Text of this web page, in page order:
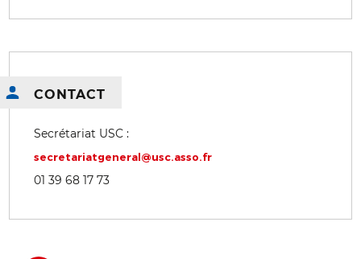
CONTACT
Secrétariat USC :
secretariatgeneral@usc.asso.fr
01 39 68 17 73